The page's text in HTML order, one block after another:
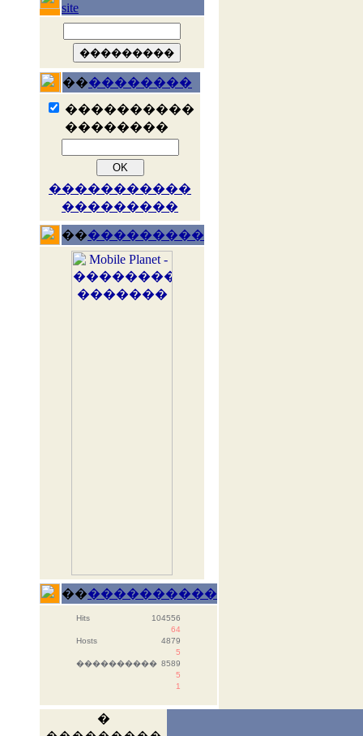
site
����������
����������
��������
�����������
���������
�����������
������������
Hits
104556
64
Hosts
4879
5
���������� 8589
5
1
�